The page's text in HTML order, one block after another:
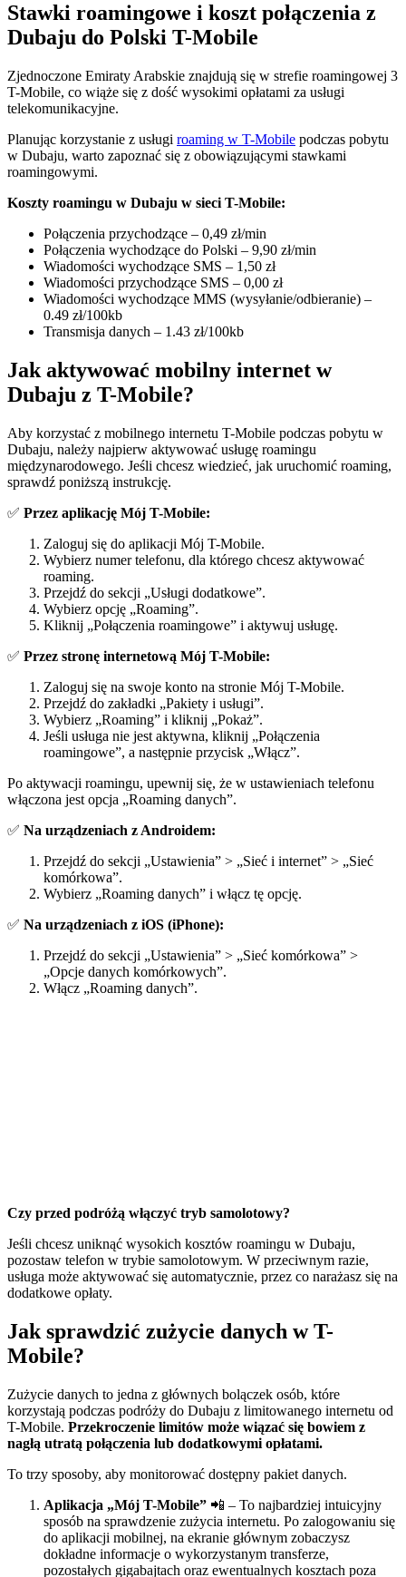
Stawki roamingowe i koszt połączenia z
Dubaju do Polski T-Mobile
Zjednoczone Emiraty Arabskie znajdują się w strefie roamingowej 3
T-Mobile, co wiąże się z dość wysokimi opłatami za usługi
telekomunikacyjne.
Planując korzystanie z usługi roaming w T-Mobile podczas pobytu
w Dubaju, warto zapoznać się z obowiązującymi stawkami
roamingowymi.
Koszty roamingu w Dubaju w sieci T-Mobile:
Połączenia przychodzące – 0,49 zł/min
Połączenia wychodzące do Polski – 9,90 zł/min
Wiadomości wychodzące SMS – 1,50 zł
Wiadomości przychodzące SMS – 0,00 zł
Wiadomości wychodzące MMS (wysyłanie/odbieranie) –
0.49 zł/100kb
Transmisja danych – 1.43 zł/100kb
Jak aktywować mobilny internet w
Dubaju z T-Mobile?
​Aby korzystać z mobilnego internetu T-Mobile podczas pobytu w
Dubaju, należy najpierw aktywować usługę roamingu
międzynarodowego.​ Jeśli chcesz wiedzieć, jak uruchomić roaming,
sprawdź poniższą instrukcję.
✅ Przez aplikację Mój T-Mobile:
Zaloguj się do aplikacji Mój T-Mobile.
Wybierz numer telefonu, dla którego chcesz aktywować
roaming.
Przejdź do sekcji „Usługi dodatkowe”.
Wybierz opcję „Roaming”.
Kliknij „Połączenia roamingowe” i aktywuj usługę.
✅ Przez stronę internetową Mój T-Mobile:
Zaloguj się na swoje konto na stronie Mój T-Mobile.
Przejdź do zakładki „Pakiety i usługi”.
Wybierz „Roaming” i kliknij „Pokaż”.
Jeśli usługa nie jest aktywna, kliknij „Połączenia
roamingowe”, a następnie przycisk „Włącz”.
Po aktywacji roamingu, upewnij się, że w ustawieniach telefonu
włączona jest opcja „Roaming danych”.
✅ Na urządzeniach z Androidem:
Przejdź do sekcji „Ustawienia” > „Sieć i internet” > „Sieć
komórkowa”.
Wybierz „Roaming danych” i włącz tę opcję.​
✅ Na urządzeniach z iOS (iPhone):
Przejdź do sekcji „Ustawienia” > „Sieć komórkowa” >
„Opcje danych komórkowych”.
Włącz „Roaming danych”.
Czy przed podróżą włączyć tryb samolotowy?
Jeśli chcesz uniknąć wysokich kosztów roamingu w Dubaju,
pozostaw telefon w trybie samolotowym. W przeciwnym razie,
usługa może aktywować się automatycznie, przez co narażasz się na
dodatkowe opłaty.
Jak sprawdzić zużycie danych w T-
Mobile?
Zużycie danych to jedna z głównych bolączek osób, które
korzystają podczas podróży do Dubaju z limitowanego internetu od
T-Mobile. Przekroczenie limitów może wiązać się bowiem z
nagłą utratą połączenia lub dodatkowymi opłatami.
To trzy sposoby, aby monitorować dostępny pakiet danych.
Aplikacja „Mój T-Mobile” 📲 – To najbardziej intuicyjny
sposób na sprawdzenie zużycia internetu. Po zalogowaniu się
do aplikacji mobilnej, na ekranie głównym zobaczysz
dokładne informacje o wykorzystanym transferze,
pozostałych gigabajtach oraz ewentualnych kosztach poza